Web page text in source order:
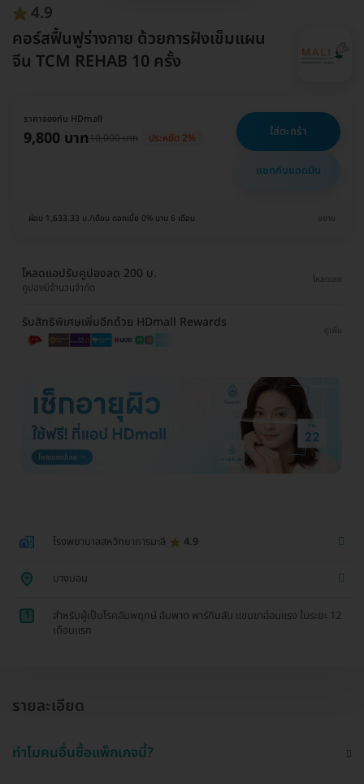
4.9
คอร์สฟื้นฟูร่างกาย ด้วยการฝังเข็มแผน
จีน TCM REHAB 10 ครั้ง
ราคาจองกับ HDmall
9,800 บาท10,000 บาท ประหยัด 2% ใส่ตะกร้า
แชทกับแอดมิน
ผ่อน 1,633.33 บ./เดือน ดอกเบี้ย 0% นาน 6 เดือน ขยาย
โหลดแอปรับคูปองลด 200 บ.
คูปองมีจำนวนจำกัด
โหลดเลย
รับสิทธิพิเศษเพิ่มอีกด้วย HDmall Rewards
ดูเพิ่ม
โรงพยาบาลสหวิทยาการมะลิ 4.9
บางบอน
1
สำหรับผู้เป็นโรคอัมพฤกษ์ อัมพาต พาร์กินสัน แขนขาอ่อนแรง ในระยะ 12
เดือนแรก
รายละเอียด
ทำไมคนอื่นซื้อแพ็กเกจนี้?